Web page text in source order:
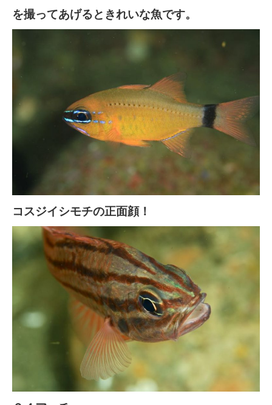
を撮ってあげるときれいな魚です。
コスジイシモチの正面顔！